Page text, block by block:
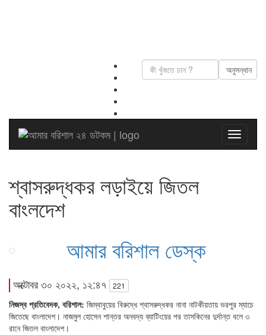
শ্বাসরুদ্ধকর লড়াইয়ে জিতল
বাংলদেশ
আমার বরিশাল ডেস্ক
অক্টোবর ৩০ ২০২২, ১২:৪৭ 221
নিজস্ব প্রতিবেদক, বরিশাল: জিম্বাবুয়ের বিরুদ্ধে শ্বাসরুদ্ধকর নানা নাটকীয়তায় ভরপুর ম্যাচে
জিতেছে বাংলাদেশ। নাজমুল হোসেন শান্তর অনবদ্য ব্যাটিংয়ের পর তাসকিনের দুর্দান্ত বলে ৩
রানে জিতল বাংলাদেশ।